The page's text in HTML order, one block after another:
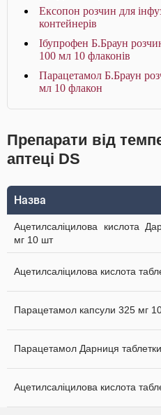
Ексопон розчин для
контейнерів
Ібупрофен Б.Браун
100 мл 10 флаконів
Парацетамол Б.Браун
мл 10 флакон
Препарати від
аптеці DS
Назва
Ацетилсаліцилова кислота
мг 10 шт
Ацетилсаліцилова кислота
Парацетамол капсули 325 мг
Парацетамол Дарниця
Ацетилсаліцилова кислота